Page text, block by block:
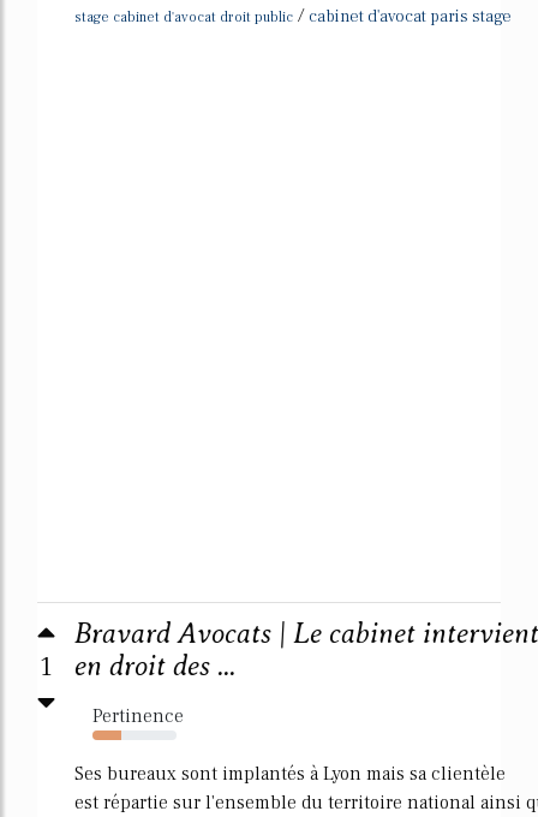
stage cabinet d'avocat droit public / cabinet d'avocat paris stage
1
Bravard Avocats | Le cabinet intervient
en droit des ...
Pertinence
34%
Ses bureaux sont implantés à Lyon mais sa clientèle
est répartie sur l'ensemble du territoire national ainsi